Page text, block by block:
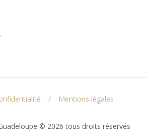
© 2026 tous droits réservés
Mentions légales